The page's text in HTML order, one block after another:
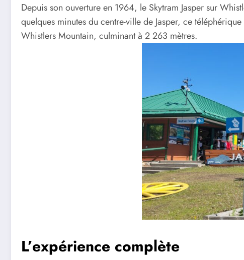
Depuis son ouverture en 1964, le Skytram Jasper sur
quelques minutes du centre-ville de Jasper, ce
Whistlers Mountain, culminant à 2 263 mètres.
L’expérience complète